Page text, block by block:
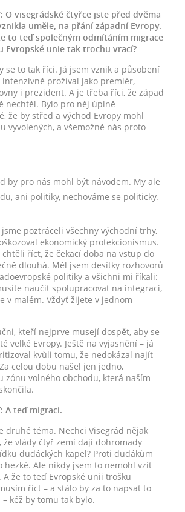
O visegrádské čtyřce jste před dvěma
uměle, na přání západní Evropy.
to teď společným odmítáním migrace
Evropské unie tak trochu vrací?
se to tak říci. Já jsem vznik a působení
prožíval jako premiér,
i prezident. A je třeba říci, že západ
nechtěl. Bylo pro něj úplně
že by střed a východ Evropy mohl
vyvolených, a všemožně nás proto
by pro nás mohl být návodem. My ale
ani politiky, nechováme se politicky.
poztráceli všechny východní trhy,
ekonomický protekcionismus.
chtěli říct, že čekací doba na vstup do
dlouhá. Měl jsem desítky rozhovorů
politiky a všichni mi říkali:
naučit spolupracovat na integraci,
v malém. Vždyť žijete v jednom
kteří nejprve musejí dospět, aby se
velké Evropy. Ještě na vyjasnění – já
kvůli tomu, že nedokázal najít
celou dobu našel jen jedno,
zónu volného obchodu, která naším
A teď migraci.
druhé téma. Nechci Visegrád nějak
že vlády čtyř zemí dají dohromady
dudáckých kapel? Proti dudákům
hezké. Ale nikdy jsem to nemohl vzít
A že to teď Evropské unii trošku
říct – a stálo by za to napsat to
kéž by tomu tak bylo.